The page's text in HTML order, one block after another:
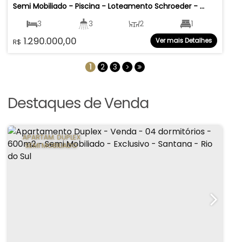
Semi Mobiliado - Piscina - Loteamento Schroeder -
Sumaré - Rio do Sul
R$ 1.290.000,00
3 3 2 1
2 317.64m²
Ver mais Detalhes
1 2 3
Destaques de Venda
APARTAM. DUPLEX
SEMI MOBILIADO